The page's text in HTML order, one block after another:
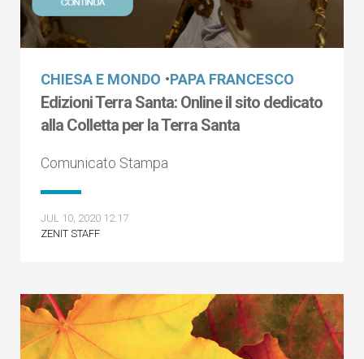
CHIESA E MONDO •PAPA FRANCESCO
Edizioni Terra Santa: Online il sito dedicato
alla Colletta per la Terra Santa
Comunicato Stampa
JUL 10, 2020 12:17
ZENIT STAFF